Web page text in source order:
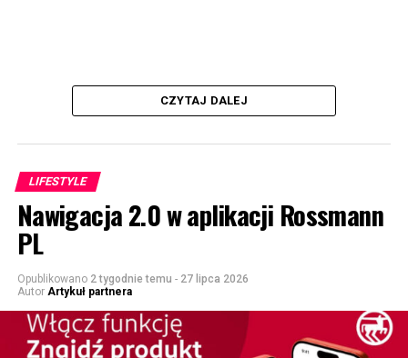
CZYTAJ DALEJ
LIFESTYLE
Nawigacja 2.0 w aplikacji Rossmann
PL
Opublikowano 2 tygodnie temu - 27 lipca 2026
Autor Artykuł partnera